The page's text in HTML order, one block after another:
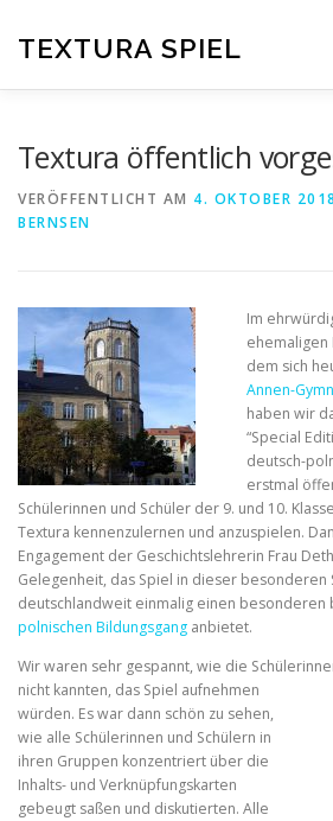
springen
TEXTURA SPIEL
DOWNLOAD
Textura öffentlich
VERÖFFENTLICHT AM 4. OKTOBER 2018
BERNSEN
Im
ehemaligen
dem sich
Annen-
haben wir
“Special
deutsch-
erstmal
Schülerinnen und Schüler der 9. und 10.
Textura kennenzulernen und anzuspielen.
Engagement der Geschichtslehrerin Frau
Gelegenheit, das Spiel in dieser besonderen
deutschlandweit einmalig einen besonderen
polnischen Bildungsgang anbietet.
Wir waren sehr gespannt, wie die
nicht kannten, das Spiel aufnehmen
würden. Es war dann schön zu sehen,
wie alle Schülerinnen und Schülern in
ihren Gruppen konzentriert über die
Inhalts- und Verknüpfungskarten
gebeugt saßen und diskutierten. Alle